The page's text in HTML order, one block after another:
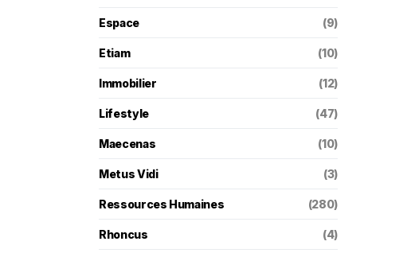
Espace (9)
Etiam (10)
Immobilier (12)
Lifestyle (47)
Maecenas (10)
Metus Vidi (3)
Ressources Humaines (280)
Rhoncus (4)